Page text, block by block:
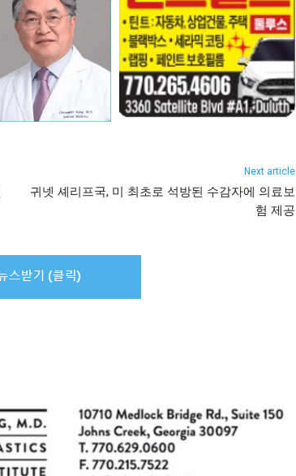
Next article
귀넷 셰리프국, 미 최초로 석방된 수감자에 의료보
험 제공